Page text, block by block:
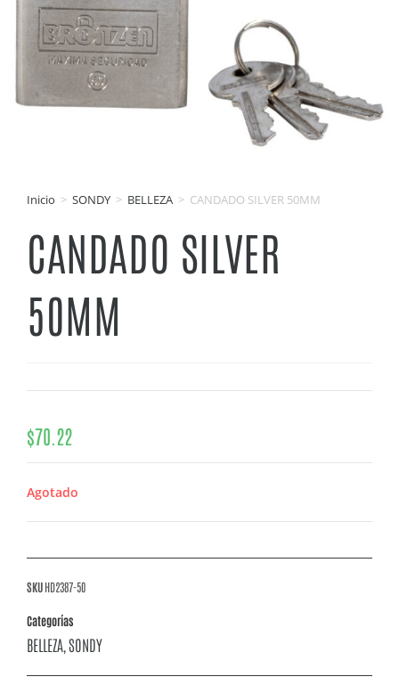
Inicio > SONDY > BELLEZA > CANDADO SILVER 50MM
CANDADO SILVER
50MM
$70.22
Agotado
SKUHD2387-50
Categorías
BELLEZA SONDY